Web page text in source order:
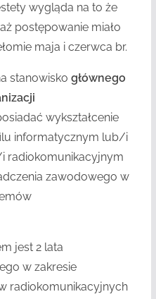
wygląda na to że
postępowanie miało
maja i czerwca br.
stanowisko głównego
wykształcenie
informatycznym lub/i
radiokomunikacyjnym
zawodowego w
jest 2 lata
w zakresie
radiokomunikacyjnych